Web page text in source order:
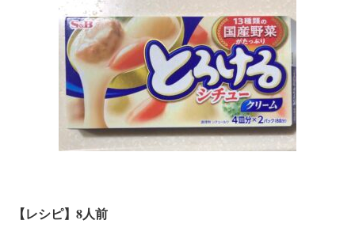
【レシピ】 8人前